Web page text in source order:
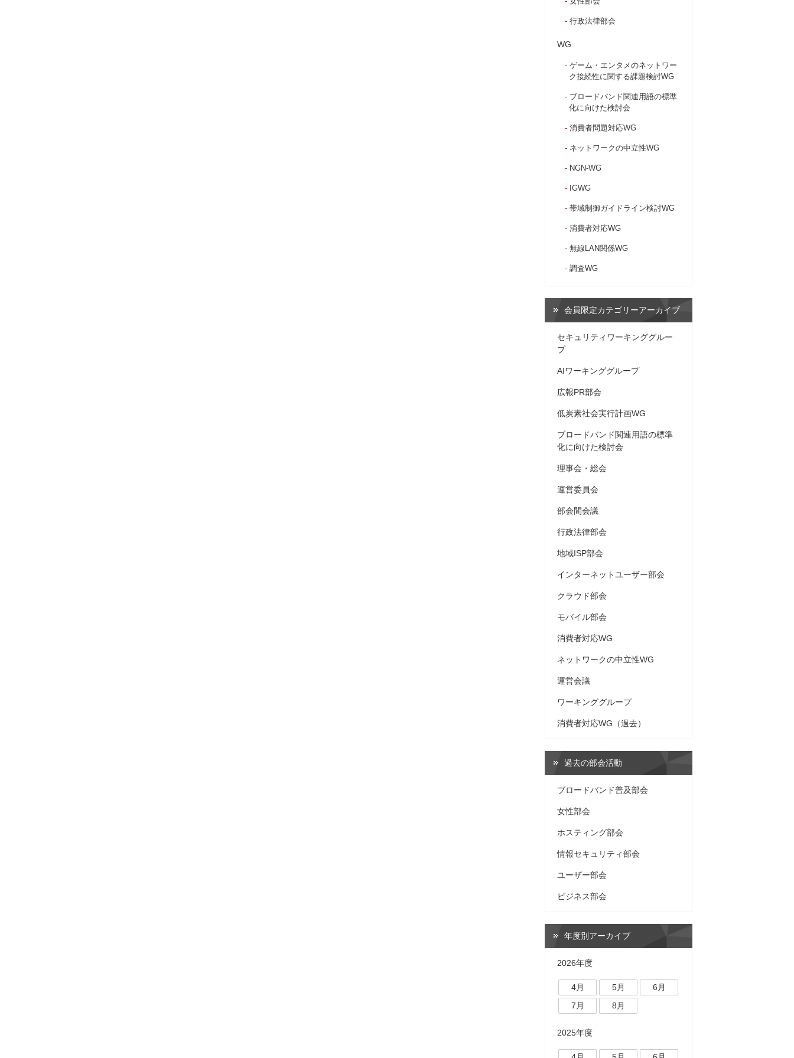
行政法律部会
WG
ゲーム・エンタメのネットワー
ク接続性に関する課題検討WG
ブロードバンド関連用語の標準
化に向けた検討会
消費者問題対応WG
ネットワークの中立性WG
NGN-WG
IGWG
帯域制御ガイドライン検討WG
消費者対応WG
無線LAN関係WG
調査WG
会員限定カテゴリーアーカイブ
セキュリティワーキンググルー
プ
AIワーキンググループ
広報PR部会
低炭素社会実行計画WG
ブロードバンド関連用語の標準
化に向けた検討会
理事会・総会
運営委員会
部会間会議
行政法律部会
地域ISP部会
インターネットユーザー部会
クラウド部会
モバイル部会
消費者対応WG
ネットワークの中立性WG
運営会議
ワーキンググループ
消費者対応WG（過去）
過去の部会活動
ブロードバンド普及部会
女性部会
ホスティング部会
情報セキュリティ部会
ユーザー部会
ビジネス部会
年度別アーカイブ
2026年度
4月 5月
6月
7月
8月
2025年度